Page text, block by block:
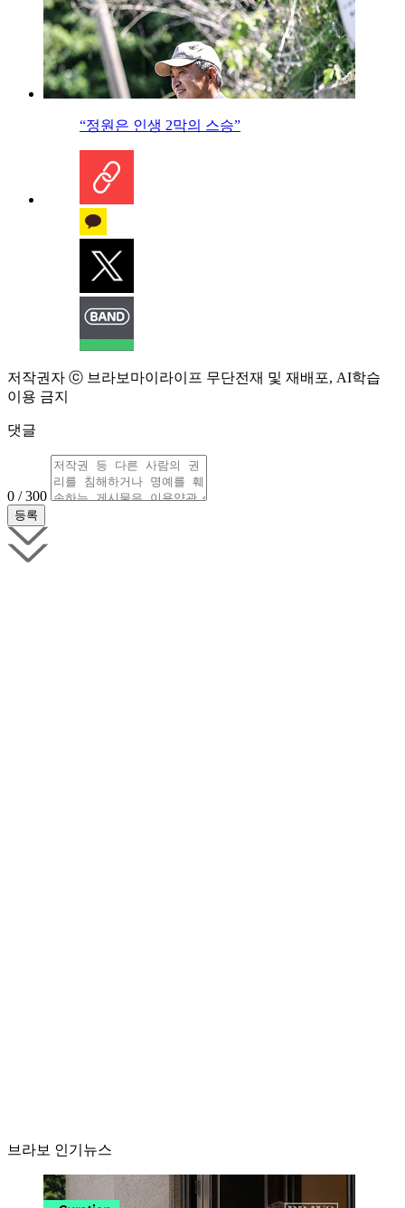
“정원은 인생 2막의 스승”
저작권자 ⓒ 브라보마이라이프 무단전재 및 재배포, AI학습
이용 금지
댓글
0 / 300
브라보 인기뉴스